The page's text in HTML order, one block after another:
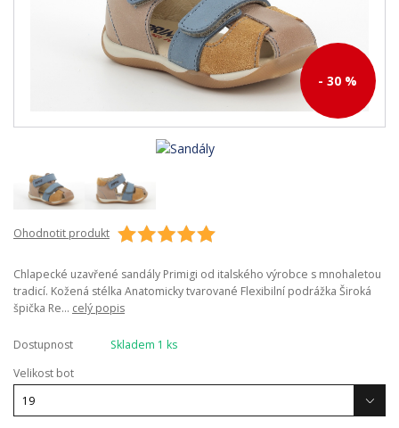
- 30 %
Ohodnotit produkt
Chlapecké uzavřené sandály Primigi od italského výrobce s mnohaletou
tradicí. Kožená stélka Anatomicky tvarované Flexibilní podrážka Široká
špička Re... celý popis
Dostupnost
Skladem 1 ks
Velikost bot